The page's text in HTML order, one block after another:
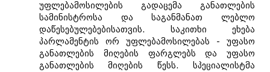
უფლებამოსილების გადაცემა განათლების
სამინისტროსა და საგანმანათ ლებლო
დაწესებულებებისათვის. საკითხი ეხება
პარლამენტის ორ უფლებამოსილებას - უფასო
განათლების მიღების ფარგლებს და უფასო
განათლების მიღების წესს. სპეციალისტმა